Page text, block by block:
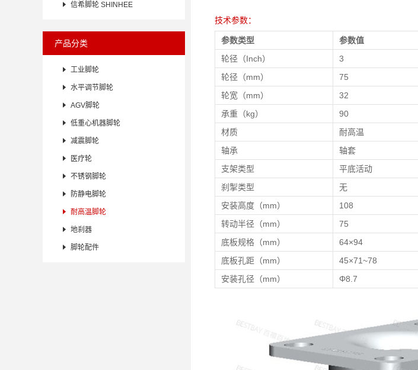
 信希脚轮 SHINHEE
产品分类
 工业脚轮
 水平调节脚轮
 AGV脚轮
 低重心机器脚轮
 减震脚轮
 医疗轮
 不锈钢脚轮
 防静电脚轮
 耐高温脚轮
 地刹器
 脚轮配件
技术参数：
参数类型
参数值
轮径（Inch）
3
轮径（mm）
75
轮宽（mm）
32
承重（kg）
90
材质
耐高温
轴承
轴套
支架类型
平底活动
刹掣类型
无
安装高度（mm）
108
转动半径（mm）
75
底板规格（mm）
64×94
底板孔距（mm）
45×71~78
安装孔径（mm）
Φ8.7